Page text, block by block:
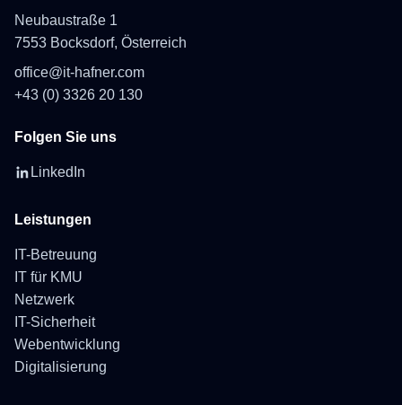
Neubaustraße 1
7553 Bocksdorf, Österreich
office@it-hafner.com
+43 (0) 3326 20 130
Folgen Sie uns
LinkedIn
Leistungen
IT-Betreuung
IT für KMU
Netzwerk
IT-Sicherheit
Webentwicklung
Digitalisierung